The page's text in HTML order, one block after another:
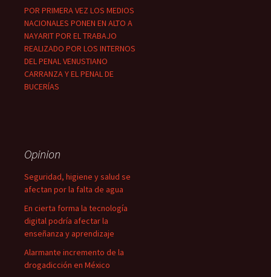
POR PRIMERA VEZ LOS MEDIOS
NACIONALES PONEN EN ALTO A
NAYARIT POR EL TRABAJO
REALIZADO POR LOS INTERNOS
DEL PENAL VENUSTIANO
CARRANZA Y EL PENAL DE
BUCERÍAS
Opinion
Seguridad, higiene y salud se
afectan por la falta de agua
En cierta forma la tecnología
digital podría afectar la
enseñanza y aprendizaje
Alarmante incremento de la
drogadicción en México